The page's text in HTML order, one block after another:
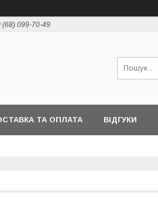
(68) 099-70-49
ТА ОПЛАТА ВІДГУКИ